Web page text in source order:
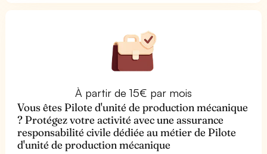
À partir de 15€ par mois
Vous êtes Pilote d'unité de production mécanique
? Protégez votre activité avec une assurance
responsabilité civile dédiée au métier de Pilote
d'unité de production mécanique